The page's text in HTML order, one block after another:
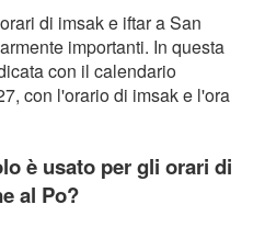
di imsak e iftar a San
importanti. In questa
con il calendario
con l'orario di imsak e l'ora
è usato per gli orari di
al Po?